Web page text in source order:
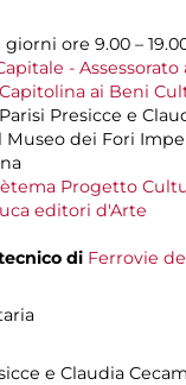
ore 9.00 –
-
ai Beni
Presicce e
Museo dei Fori
Progetto
editori d'Arte
di Ferrovie
e Claudia